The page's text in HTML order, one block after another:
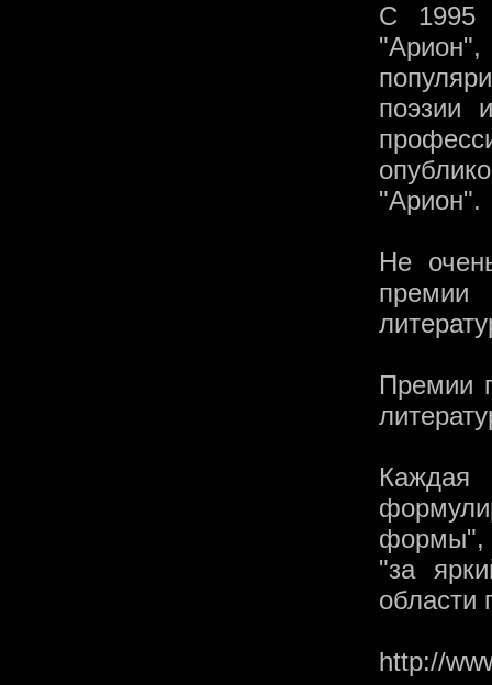
С 1995
поэзии
"Арион".
Не
Премии
Каждая
формы",
"за
области
http://